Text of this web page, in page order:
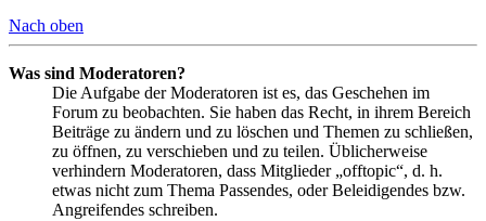
Nach oben
Was sind Moderatoren?
Die Aufgabe der Moderatoren ist es, das Geschehen im
Forum zu beobachten. Sie haben das Recht, in ihrem Bereich
Beiträge zu ändern und zu löschen und Themen zu schließen,
zu öffnen, zu verschieben und zu teilen. Üblicherweise
verhindern Moderatoren, dass Mitglieder „offtopic“, d. h.
etwas nicht zum Thema Passendes, oder Beleidigendes bzw.
Angreifendes schreiben.